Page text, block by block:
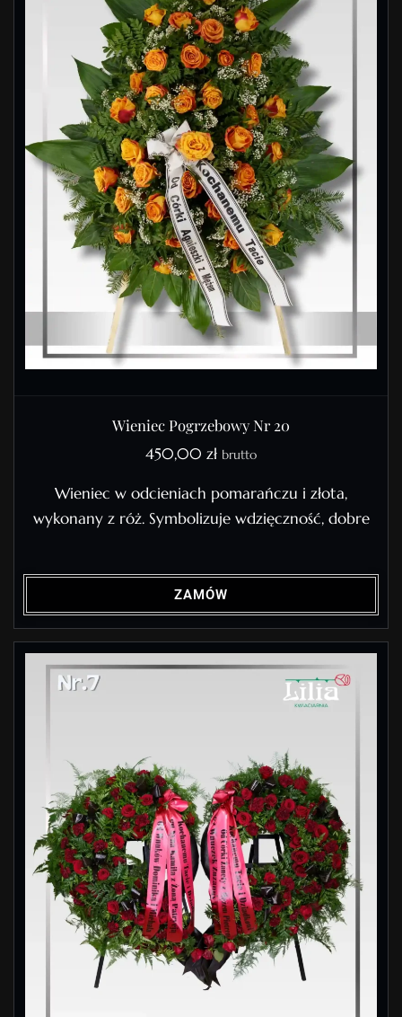
Wieniec Pogrzebowy Nr 20
450,00 zł brutto
Wieniec w odcieniach pomarańczu i złota,
wykonany z róż. Symbolizuje wdzięczność, dobre
ZAMÓW